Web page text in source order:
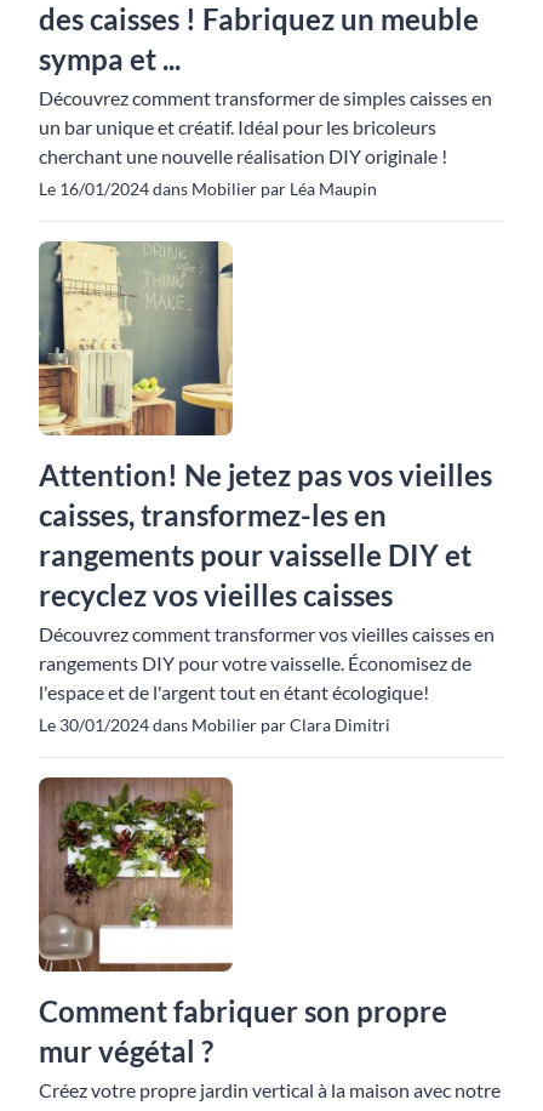
des caisses ! Fabriquez un meuble
sympa et ...
Découvrez comment transformer de simples caisses en
un bar unique et créatif. Idéal pour les bricoleurs
cherchant une nouvelle réalisation DIY originale !
Le 16/01/2024 dans Mobilier par Léa Maupin
Attention! Ne jetez pas vos vieilles
caisses, transformez-les en
rangements pour vaisselle DIY et
recyclez vos vieilles caisses
Découvrez comment transformer vos vieilles caisses en
rangements DIY pour votre vaisselle. Économisez de
l'espace et de l'argent tout en étant écologique!
Le 30/01/2024 dans Mobilier par Clara Dimitri
Comment fabriquer son propre
mur végétal ?
Créez votre propre jardin vertical à la maison avec notre